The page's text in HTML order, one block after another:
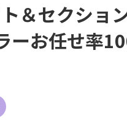
＆セクショ
ーお任せ率